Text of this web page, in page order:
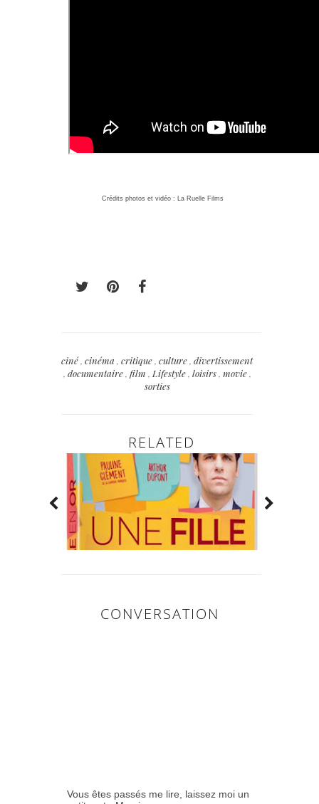
Crédits photos et vidéo : La Ruelle Films
ciné, cinéma , critique, culture, divertissement
, documentaire, film , Lifestyle, loisirs, movie,
sorties
RELATED
CONVERSATION
Vous êtes passés me lire, laissez moi un